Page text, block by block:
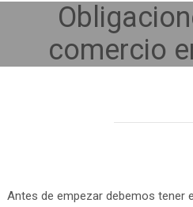
comercio
Antes de empezar debemos tener